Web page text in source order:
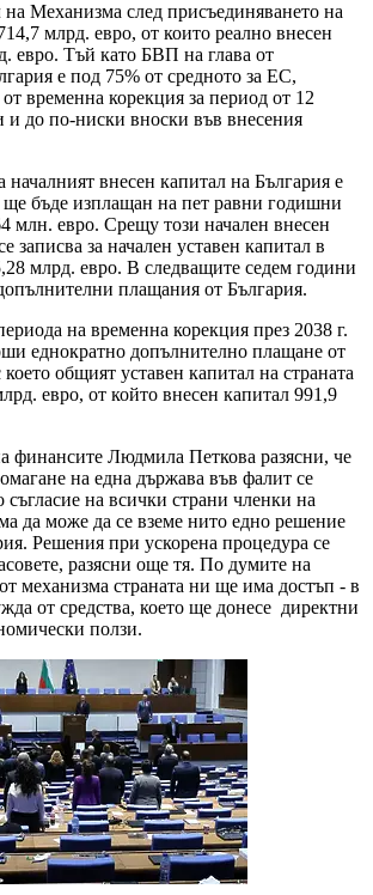
на Механизма след присъединяването на
млрд. евро, от които реално внесен
евро. Тъй като БВП на глава от
е под 75% от средното за ЕС,
от временна корекция за период от 12
и до по-ниски вноски във внесения
началният внесен капитал на България е
бъде изплащан на пет равни годишни
млн. евро. Срещу този начален внесен
записва за начален уставен капитал в
млрд. евро. В следващите седем години
плащания от България.
на временна корекция през 2038 г.
еднократно допълнително плащане от
общият уставен капитал на страната
евро, от който внесен капитал 991,9
финансите Людмила Петкова разясни, че
на една държава във фалит се
съгласие на всички страни членки на
да може да се вземе нито едно решение
Решения при ускорена процедура се
разясни още тя. По думите на
механизма страната ни ще има достъп - в
от средства, което ще донесе директни
ползи.